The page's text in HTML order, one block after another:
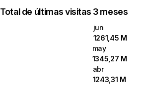
Total de últimas visitas 3 meses
jun
1261,45 M
may
1345,27 M
abr
1243,31 M